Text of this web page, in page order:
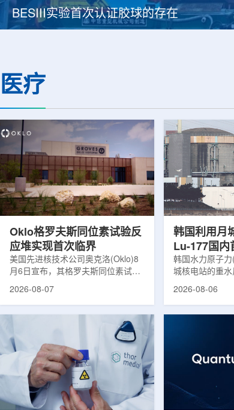
BESIII实验首次认证胶球的存在
医疗
Oklo格罗夫斯同位素试验反
应堆实现首次临界
美国先进核技术公司奥克洛(Oklo)8
月6日宣布，其格罗夫斯同位素试验
反应堆已在低功率状态下实现可控自
格罗夫斯同位素试验反应堆设施(图
片：格罗夫斯)格罗夫斯低功率试验
反应堆位于美国得克萨斯州洛克哈
特，是美国能源部反应堆试点计划下
首个在私人土地上实现临界的反应
堆。根据奥克洛介绍，该设施从未开
发土地起步建设，完成了土建开挖、
工程建设、组件制造或采购、燃料配
2026-08-07
韩国利用月
Lu-177国内
韩国水力原子
城核电站的重
生产用于癌症治
元化的供应链
计划的首要目
化生产，预计
产，并在2031
后，韩国水力
2026-08-06